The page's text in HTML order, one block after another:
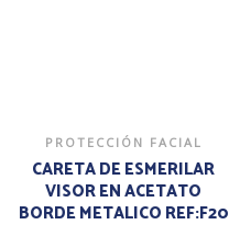
PROTECCIÓN FACIAL
CARETA DE ESMERILAR
VISOR EN ACETATO
BORDE METALICO REF:F20